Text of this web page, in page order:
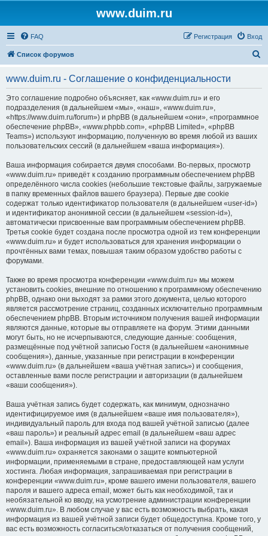
www.duim.ru
FAQ Вход
Регистрация
Список форумов
www.duim.ru - Соглашение о конфиденциальности
Это соглашение подробно объясняет, как «www.duim.ru» и его
подразделения (в дальнейшем «мы», «наш», «www.duim.ru»,
«https://www.duim.ru/forum») и phpBB (в дальнейшем «они», «программное
обеспечение phpBB», «www.phpbb.com», «phpBB Limited», «phpBB
Teams») используют информацию, полученную во время любой из ваших
пользовательских сессий (в дальнейшем «ваша информация»).
Ваша информация собирается двумя способами. Во-первых, просмотр
«www.duim.ru» приведёт к созданию программным обеспечением phpBB
определённого числа cookies (небольшие текстовые файлы, загружаемые
в папку временных файлов вашего браузера). Первые две cookie
содержат только идентификатор пользователя (в дальнейшем «user-id»)
и идентификатор анонимной сессии (в дальнейшем «session-id»),
автоматически присвоенные вам программным обеспечением phpBB.
Третья cookie будет создана после просмотра одной из тем конференции
«www.duim.ru» и будет использоваться для хранения информации о
прочтённых вами темах, повышая таким образом удобство работы с
форумами.
Также во время просмотра конференции «www.duim.ru» мы можем
установить cookies, внешние по отношению к программному обеспечению
phpBB, однако они выходят за рамки этого документа, целью которого
является рассмотрение страниц, созданных исключительно программным
обеспечением phpBB. Вторым источником получения вашей информации
являются данные, которые вы отправляете на форум. Этими данными
могут быть, но не исчерпываются, следующие данные: сообщения,
размещённые под учётной записью Гостя (в дальнейшем «анонимные
сообщения»), данные, указанные при регистрации в конференции
«www.duim.ru» (в дальнейшем «ваша учётная запись») и сообщения,
оставленные вами после регистрации и авторизации (в дальнейшем
«ваши сообщения»).
Ваша учётная запись будет содержать, как минимум, однозначно
идентифицируемое имя (в дальнейшем «ваше имя пользователя»),
индивидуальный пароль для входа под вашей учётной записью (далее
«ваш пароль») и реальный адрес email (в дальнейшем «ваш адрес
email»). Ваша информация из вашей учётной записи на форумах
«www.duim.ru» охраняется законами о защите компьютерной
информации, применяемыми в стране, предоставляющей нам услуги
хостинга. Любая информация, запрашиваемая при регистрации в
конференции «www.duim.ru», кроме вашего имени пользователя, вашего
пароля и вашего адреса email, может быть как необходимой, так и
необязательной ко вводу, на усмотрение администрации конференции
«www.duim.ru». В любом случае у вас есть возможность выбрать, какая
информация из вашей учётной записи будет общедоступна. Кроме того, у
вас есть возможность согласиться/отказаться от получения сообщений,